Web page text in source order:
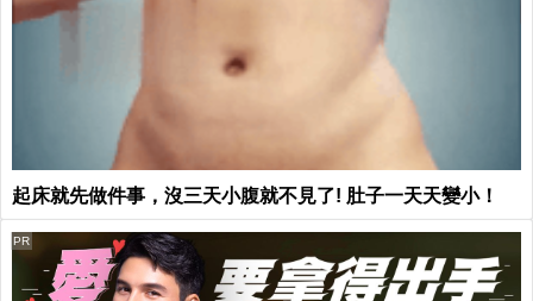
起床就先做件事，沒三天小腹就不見了! 肚子一天天變小！
PR